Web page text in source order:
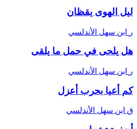
ليل الهوى يقظان
ر ابن سهل الأندلسي
هل يلحى في حمل ما يلقى
ر ابن سهل الأندلسي
كم أعيا بحرب أعزل
ق ابن سهل الأندلسي